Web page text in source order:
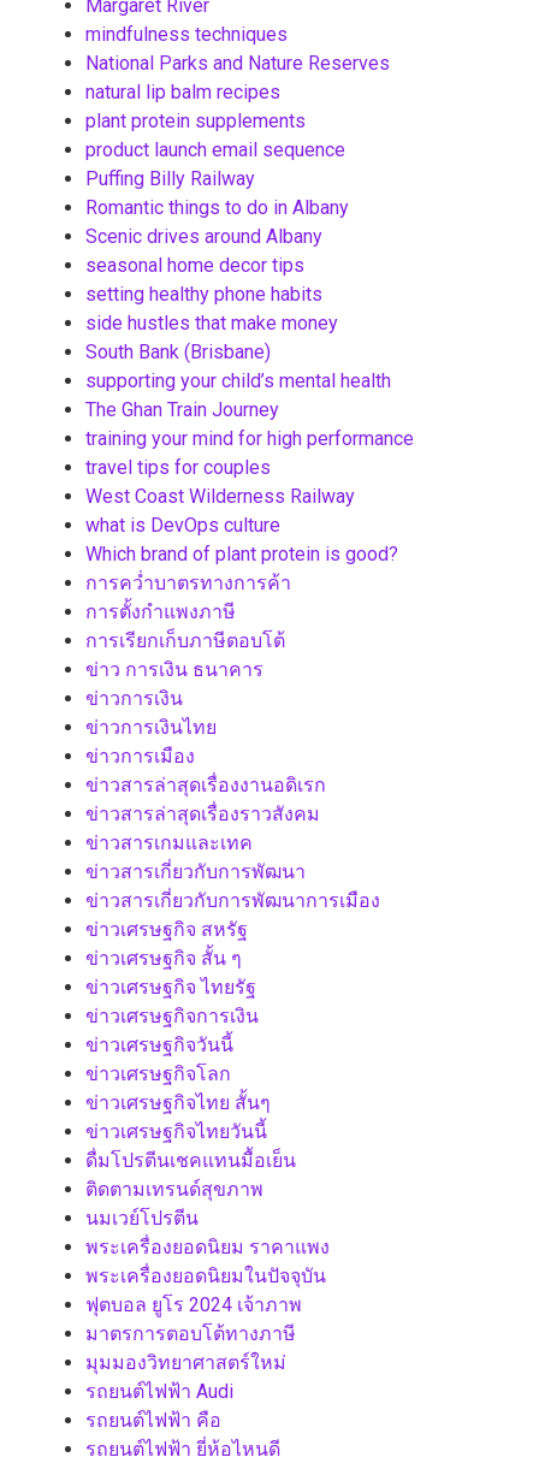
Margaret River
mindfulness techniques
National Parks and Nature Reserves
natural lip balm recipes
plant protein supplements
product launch email sequence
Puffing Billy Railway
Romantic things to do in Albany
Scenic drives around Albany
seasonal home decor tips
setting healthy phone habits
side hustles that make money
South Bank (Brisbane)
supporting your child’s mental health
The Ghan Train Journey
training your mind for high performance
travel tips for couples
West Coast Wilderness Railway
what is DevOps culture
Which brand of plant protein is good?
การคว่ำบาตรทางการค้า
การตั้งกำแพงภาษี
การเรียกเก็บภาษีตอบโต้
ข่าว การเงิน ธนาคาร
ข่าวการเงิน
ข่าวการเงินไทย
ข่าวการเมือง
ข่าวสารล่าสุดเรื่องงานอดิเรก
ข่าวสารล่าสุดเรื่องราวสังคม
ข่าวสารเกมและเทค
ข่าวสารเกี่ยวกับการพัฒนา
ข่าวสารเกี่ยวกับการพัฒนาการเมือง
ข่าวเศรษฐกิจ สหรัฐ
ข่าวเศรษฐกิจ สั้น ๆ
ข่าวเศรษฐกิจ ไทยรัฐ
ข่าวเศรษฐกิจการเงิน
ข่าวเศรษฐกิจวันนี้
ข่าวเศรษฐกิจโลก
ข่าวเศรษฐกิจไทย สั้นๆ
ข่าวเศรษฐกิจไทยวันนี้
ดื่มโปรตีนเชคแทนมื้อเย็น
ติดตามเทรนด์สุขภาพ
นมเวย์โปรตีน
พระเครื่องยอดนิยม ราคาแพง
พระเครื่องยอดนิยมในปัจจุบัน
ฟุตบอล ยูโร 2024 เจ้าภาพ
มาตรการตอบโต้ทางภาษี
มุมมองวิทยาศาสตร์ใหม่
รถยนต์ไฟฟ้า Audi
รถยนต์ไฟฟ้า คือ
รถยนต์ไฟฟ้า ยี่ห้อไหนดี